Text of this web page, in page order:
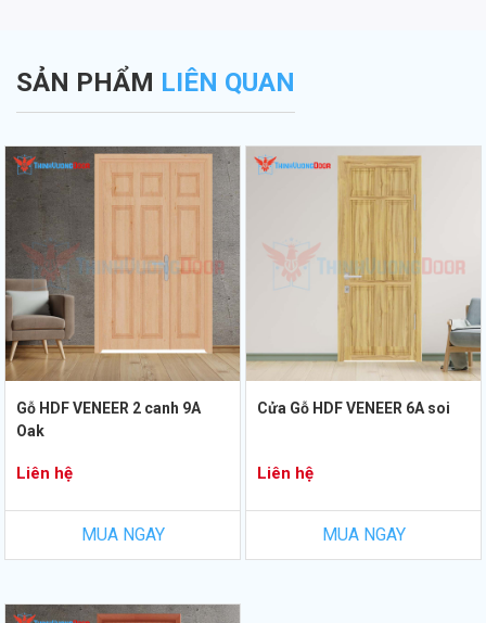
SẢN PHẨM LIÊN QUAN
Gỗ HDF VENEER 2 canh 9A
Oak
Liên hệ
MUA NGAY
Cửa Gỗ HDF VENEER 6A soi
Liên hệ
MUA NGAY